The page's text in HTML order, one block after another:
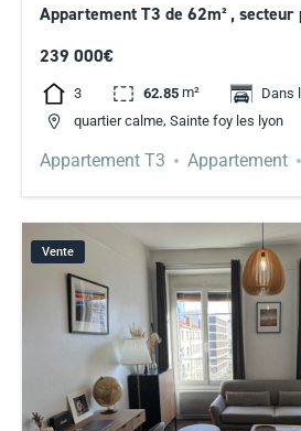
Appartement T3 de 62m² , secteur
239 000€
3 62.85 m²
Dans
quartier calme,Sainte foy les lyon
Appartement T3 Appartement
Vente